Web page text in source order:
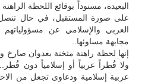
البعيدة، مسنوداً بوقائع اللحظة
على صورة المستقبل، في حال تنصل
العربي والإسلامي عن مسؤولياتهم
مجابهة مساوئها..
إنها لحظة راهنة مثخنة بعدوان
ولا قُطراً عربياً أو إسلامياً دون
عربية إسلامية ودعاوى تجعل من